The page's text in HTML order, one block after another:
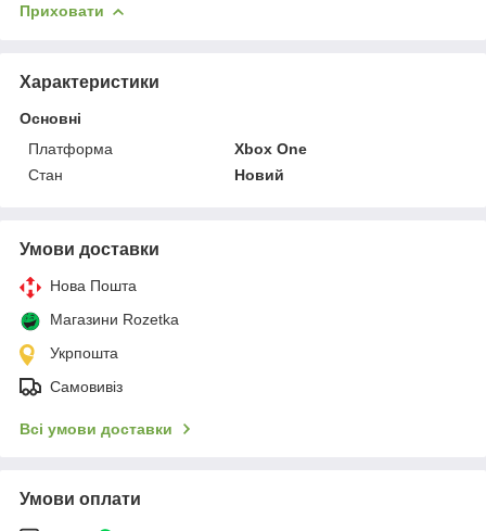
Приховати
Характеристики
Основні
Платформа
Xbox One
Стан
Новий
Умови доставки
Нова Пошта
Магазини Rozetka
Укрпошта
Самовивіз
Всі умови доставки
Умови оплати